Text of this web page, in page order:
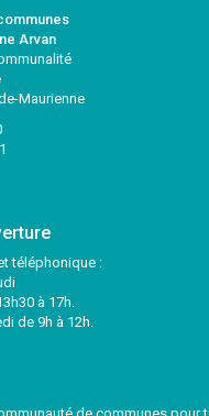
Arvan
Maurienne
téléphonique :
à 17h.
de 9h à 12h.